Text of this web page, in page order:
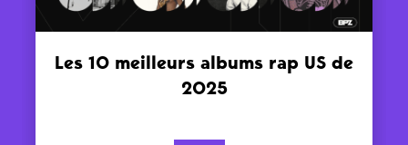
Les 10 meilleurs albums rap US de
2025